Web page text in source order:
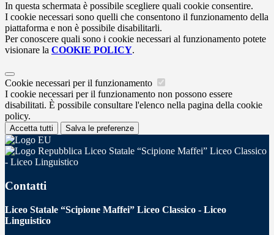
In questa schermata è possibile scegliere quali cookie consentire.
I cookie necessari sono quelli che consentono il funzionamento della
piattaforma e non è possibile disabilitarli.
Per conoscere quali sono i cookie necessari al funzionamento potete
visionare la COOKIE POLICY.
Cookie necessari per il funzionamento
I cookie necessari per il funzionamento non possono essere
disabilitati. È possibile consultare l'elenco nella pagina della cookie
policy.
Accetta tutti Salva le preferenze
Liceo Statale “Scipione Maffei” Liceo Classico
- Liceo Linguistico
Contatti
Liceo Statale “Scipione Maffei” Liceo Classico - Liceo
Linguistico